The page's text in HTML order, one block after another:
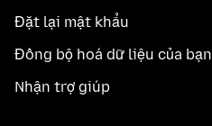
Đặt lại mật khẩu
Đồng bộ hoá dữ liệu của bạn
Nhận trợ giúp